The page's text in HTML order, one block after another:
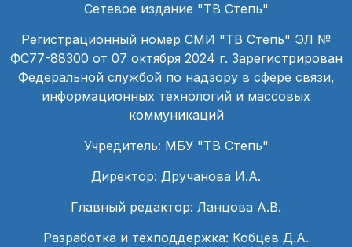
Сетевое издание "ТВ Степь"
Регистрационный номер СМИ "ТВ Степь" ЭЛ №
ФС77-88300 от 07 октября 2024 г. Зарегистрирован
Федеральной службой по надзору в сфере связи,
информационных технологий и массовых
коммуникаций
Учредитель: МБУ "ТВ Степь"
Директор: Дручанова И.А.
Главный редактор: Ланцова А.В.
Разработка и техподдержка: Кобцев Д.А.